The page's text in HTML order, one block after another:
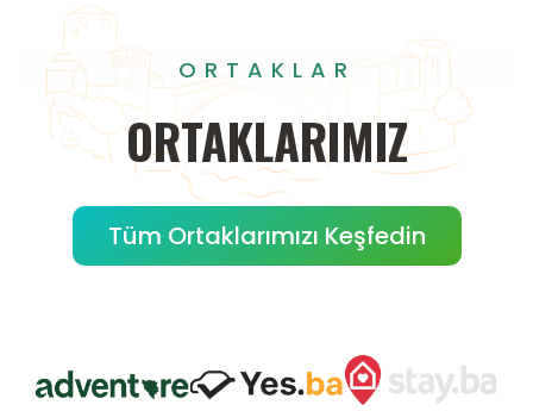
ORTAKLAR
ORTAKLARIMIZ
Tüm Ortaklarımızı Keşfedin